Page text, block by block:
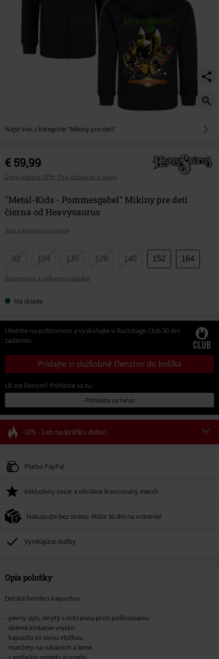
Nájsť viac z kategórie "Mikiny pre deti"
€ 59,99
Ceny vrátane DPH, Plus poštovné a balné
"Metal-Kids - Pommesgabel" Mikiny pre deti
čierna od Heavysaurus
Viac informácií o tovare
Vyberte
veľkosť
92 104 116 128 140 152 164
Rozmerová a veľkostná tabuľka
Na sklade
Ušetrite na poštovnom a vyskúšajte si Backstage Club 30 dní
zadarmo:
Pridajte si skúšobné členstvo do košíka
Už ste členom? Prihláste sa tu:
Prihláste sa teraz
-10% - Len na krátku dobu!
Platné do 8/11/26
Po zadaní kódu v košíku, sa zľava uplatní automaticky.
Nemožno kombinovať s inými akciovými kódmi. Zľava sa nevzťahuje na:
knihy, médiá, vstupenky, Rammstein, (Till) Lindemann, Böhse Onkelz,
ktorých kúpou podporíte nadáciu.
Platba PayPal
Exkluzívny tovar a oficiálne licencovaný merch
Nakupujte bez stresu. Máte 30 dní na vrátenie!
Vynikajúce služby
Opis položky
Detská bunda s kapucňou
- pevný zips, skrytý s ochranou proti poškriabaniu
- delené klokanie vrecko
- kapucňa so sivou vložkou
- manžety na rukávoch a leme
- s potlačou vpredu aj vzadu